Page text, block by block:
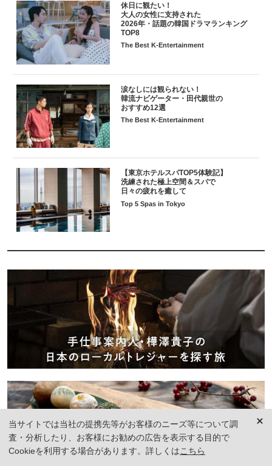
休日に観たい！
大人の女性に支持された
2026年・話題の韓国ドラマランキング
TOP8
The Best K-Entertainment
涙なしには観られない！
韓流ナビゲーター・田代親世の
おすすめ12選
The Best K-Entertainment
【東京ホテルスパTOP5体験記】
洗練された極上空間＆スパで
日々の疲れを癒して
Top 5 Spas in Tokyo
当サイトでは当社の提携先等がお客様のニーズ等について調
査・分析したり、お客様にお勧めの広告を表示する目的で
Cookieを利用する場合があります。詳しくはこちら